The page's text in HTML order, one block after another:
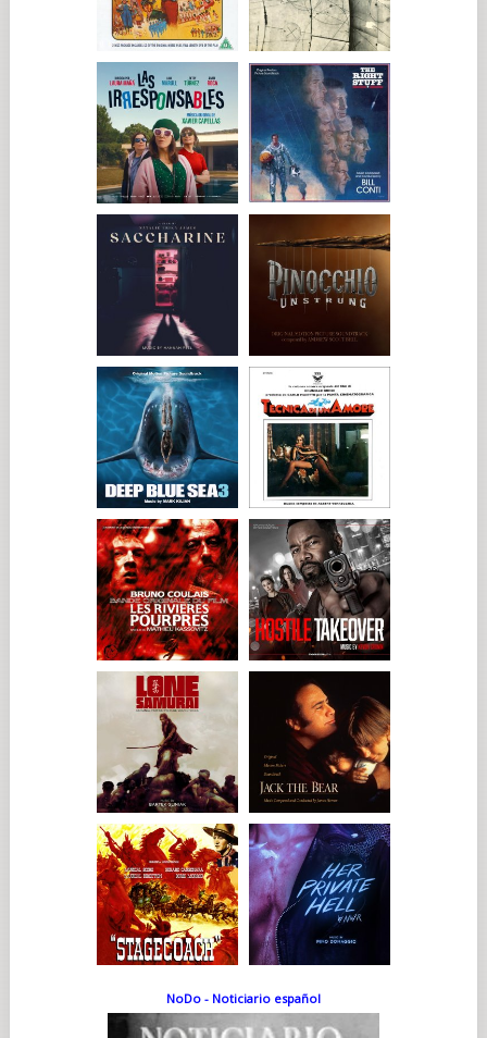
NoDo - Noticiario español